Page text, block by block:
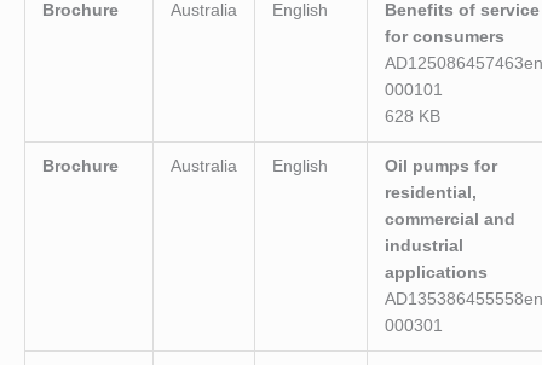
Brochure Australia English
Benefits of service
for consumers
000101
628 KB
Brochure Australia English
Oil pumps for
residential,
commercial and
industrial
applications
000301